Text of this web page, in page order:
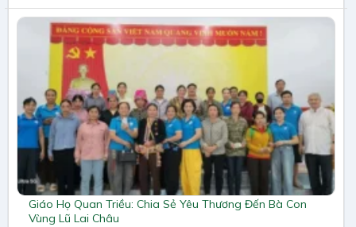
Giáo Họ Quan Triều: Chia Sẻ Yêu Thương Đến Bà Con
Vùng Lũ Lai Châu